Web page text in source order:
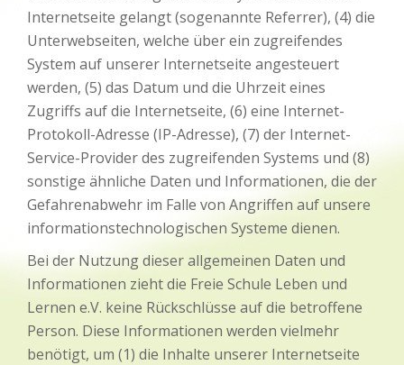
Internetseite gelangt (sogenannte Referrer), (4) die
Unterwebseiten, welche über ein zugreifendes
System auf unserer Internetseite angesteuert
werden, (5) das Datum und die Uhrzeit eines
Zugriffs auf die Internetseite, (6) eine Internet-
Protokoll-Adresse (IP-Adresse), (7) der Internet-
Service-Provider des zugreifenden Systems und (8)
sonstige ähnliche Daten und Informationen, die der
Gefahrenabwehr im Falle von Angriffen auf unsere
informationstechnologischen Systeme dienen.
Bei der Nutzung dieser allgemeinen Daten und
Informationen zieht die Freie Schule Leben und
Lernen e.V. keine Rückschlüsse auf die betroffene
Person. Diese Informationen werden vielmehr
benötigt, um (1) die Inhalte unserer Internetseite